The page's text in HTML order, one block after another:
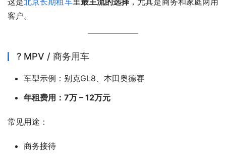
客户。
? MPV / 商务用车
车型示例：别克GL8、本田奥德赛
年租费用：7万 – 12万元
常见用途：
商务接待